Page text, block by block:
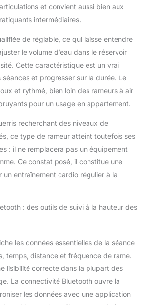
de rééducation. Poignée
: notre rameuse est
de construction, qui
et la durée de vie de la
rapport à d'autres rameurs
notre modèle est non
plus grand et plus lourd, mais
d'un guide en
augmente la durée de vie
pour offrir aux utilisateurs une
d'entraînement plus stable et
Garantie complète du service
est livrée avec une
2 ans, nous offrons également
si vous n'êtes pas satisfait du
client 24 heures sur
détaillées pour l'utilisation et
et convient aussi bien aux
intermédiaires.
de réglable, ce qui laisse entendre
le volume d’eau dans le réservoir
Cette caractéristique est un vrai
et progresser sur la durée. Le
et rythmé, bien loin des rameurs à air
pour un usage en appartement.
recherchant des niveaux de
ce type de rameur atteint toutefois ses
: il ne remplacera pas un équipement
Ce constat posé, il constitue une
un entraînement cardio régulier à la
: des outils de suivi à la hauteur des
les données essentielles de la séance
temps, distance et fréquence de rame.
lisibilité correcte dans la plupart des
La connectivité Bluetooth ouvre la
les données avec une application